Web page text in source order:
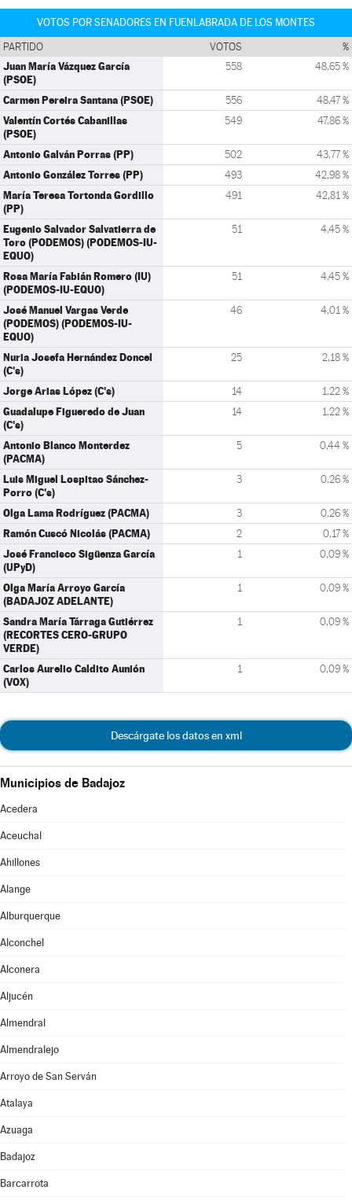
VOTOS POR SENADORES EN FUENLABRADA DE LOS MONTES
PARTIDO VOTOS %
Juan María Vázquez García
(PSOE)
558 48,65 %
Carmen Pereira Santana (PSOE) 556 48,47 %
Valentín Cortés Cabanillas
(PSOE)
549 47,86 %
Antonio Galván Porras (PP) 502 43,77 %
Antonio González Torres (PP) 493 42,98 %
María Teresa Tortonda Gordillo
(PP)
491 42,81 %
Eugenio Salvador Salvatierra de
Toro (PODEMOS) (PODEMOS-IU-
EQUO)
51 4,45 %
Rosa María Fabián Romero (IU)
(PODEMOS-IU-EQUO)
51 4,45 %
José Manuel Vargas Verde
(PODEMOS) (PODEMOS-IU-
EQUO)
46 4,01 %
Nuria Josefa Hernández Doncel
(C's)
25 2,18 %
Jorge Arias López (C's) 14 1,22 %
Guadalupe Figueredo de Juan
(C's)
14 1,22 %
Antonio Blanco Monterdez
(PACMA)
5 0,44 %
Luis Miguel Lospitao Sánchez-
Porro (C's)
3 0,26 %
Olga Lama Rodríguez (PACMA) 3 0,26 %
Ramón Cuscó Nicolás (PACMA) 2 0,17 %
José Francisco Sigüenza García
(UPyD)
1 0,09 %
Olga María Arroyo García
(BADAJOZ ADELANTE)
1 0,09 %
Sandra María Tárraga Gutiérrez
(RECORTES CERO-GRUPO
VERDE)
1 0,09 %
Carlos Aurelio Caldito Aunión
(VOX)
1 0,09 %
Descárgate los datos en xml
Municipios de Badajoz
Acedera
Aceuchal
Ahillones
Alange
Alburquerque
Alconchel
Alconera
Aljucén
Almendral
Almendralejo
Arroyo de San Serván
Atalaya
Azuaga
Badajoz
Barcarrota